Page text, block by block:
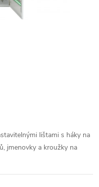
lištami s háky na
jmenovky a kroužky na